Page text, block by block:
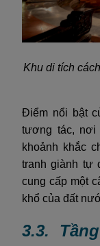
Khu di tích
Điểm nổi bật
tương tác, nơi
khoảnh khắc
tranh giành tự
cung cấp một
khổ của đất
3.3.